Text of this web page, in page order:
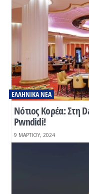
Νότιος Κορέα: Στη
Pwndidi!
ΕΛΛΗΝΙΚΆ ΝΈΑ
9 ΜΑΡΤΊΟΥ, 2024